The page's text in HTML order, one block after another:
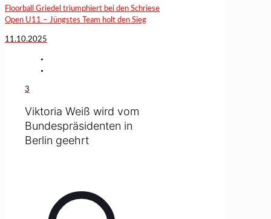
Floorball Griedel triumphiert bei den Schriese
Open U11 – Jüngstes Team holt den Sieg
11.10.2025
3
Viktoria Weiß wird vom
Bundespräsidenten in
Berlin geehrt